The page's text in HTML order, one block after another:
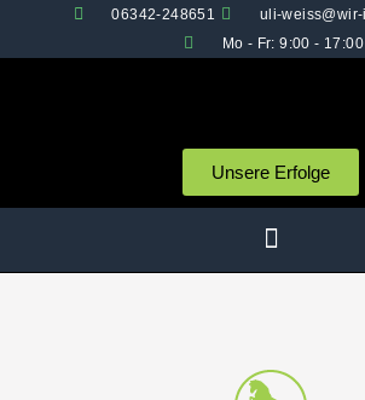
06342-248651
uli-
Mo - Fr: 9:00 - 17:00
Unsere Erfolge